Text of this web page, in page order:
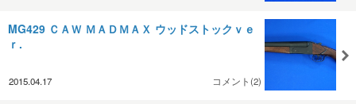
MG429 ＣＡＷ ＭＡＤＭＡＸ ウッドストックｖｅ
ｒ.
2015.04.17 コメント(2)